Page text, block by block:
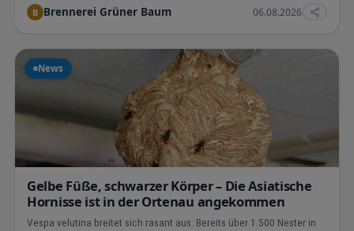
B Brennerei Grüner Baum 06.08.2026
News
Gelbe Füße, schwarzer Körper – Die Asiatische
Hornisse ist in der Ortenau angekommen
Vespa velutina breitet sich rasant aus: Bereits über 1.500 Nester in